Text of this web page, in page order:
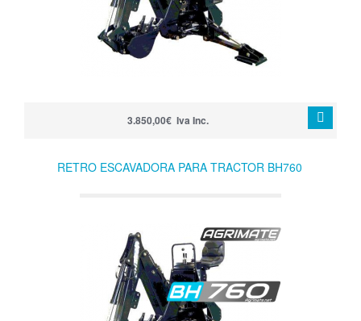
3.850,00€ Iva Inc.
RETRO ESCAVADORA PARA TRACTOR BH760